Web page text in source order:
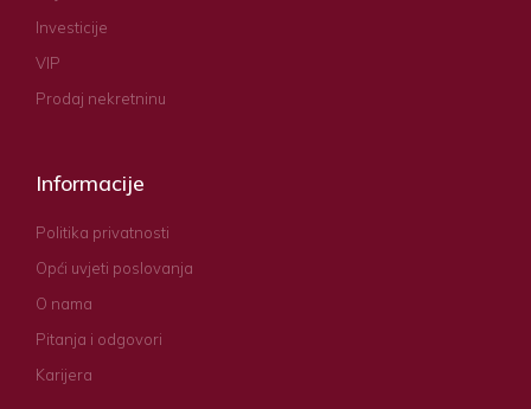
Investicije
VIP
Prodaj nekretninu
Informacije
Politika privatnosti
Opći uvjeti poslovanja
O nama
Pitanja i odgovori
Karijera